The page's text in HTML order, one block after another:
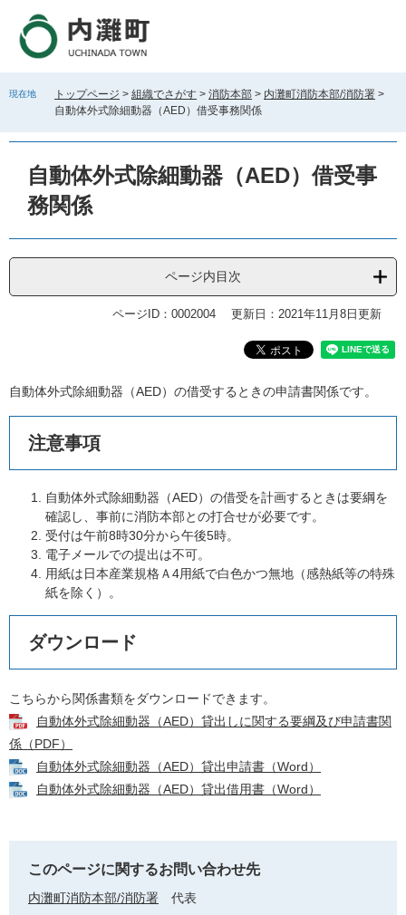
す
し
現在地 トップページ > 組織でさがす > 消防本部 > 内灘町消防本部/消防署 >
自動体外式除細動器（AED）借受事務関係
自動体外式除細動器（AED）借受事
務関係
ページ内目次
ページID：0002004 更新日：2021年11月8日更新
文
自動体外式除細動器（AED）の借受するときの申請書関係です。
注意事項
自動体外式除細動器（AED）の借受を計画するときは要綱を
確認し、事前に消防本部との打合せが必要です。
受付は午前8時30分から午後5時。
電子メールでの提出は不可。
用紙は日本産業規格Ａ4用紙で白色かつ無地（感熱紙等の特殊
紙を除く）。
ダウンロード
こちらから関係書類をダウンロードできます。
自動体外式除細動器（AED）貸出しに関する要綱及び申請書関
係（PDF）
自動体外式除細動器（AED）貸出申請書（Word）
自動体外式除細動器（AED）貸出借用書（Word）
このページに関するお問い合わせ先
内灘町消防本部/消防署
代表